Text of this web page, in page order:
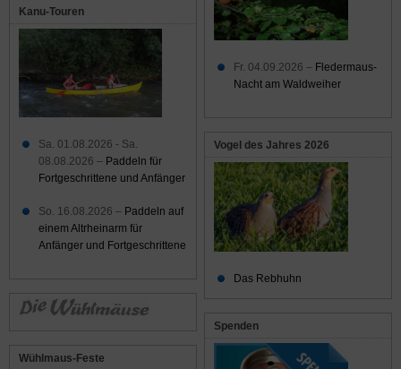
Fr. 04.09.2026 – Fledermaus-
Nacht am Waldweiher
Vogel des Jahres 2026
Das Rebhuhn
Spenden
Kanu-Touren
Sa. 01.08.2026 - Sa.
08.08.2026 – Paddeln für
Fortgeschrittene und Anfänger
So. 16.08.2026 – Paddeln auf
einem Altrheinarm für
Anfänger und Fortgeschrittene
Wühlmaus-Feste